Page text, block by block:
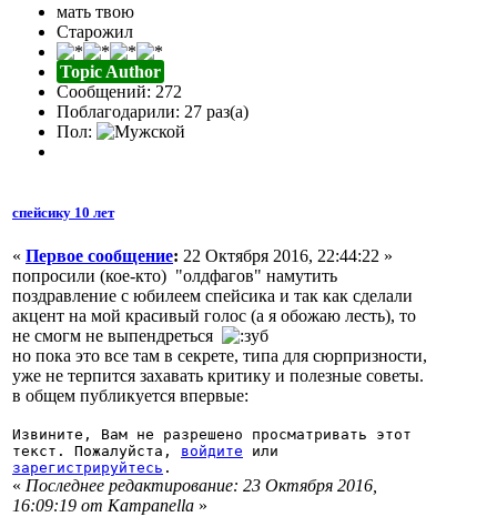
мать твою
Старожил
Topic Author
Сообщений: 272
Поблагодарили: 27 раз(а)
Пол:
спейсику 10 лет
« Первое сообщение: 22 Октября 2016, 22:44:22 »
попросили (кое-кто) "олдфагов" намутить
поздравление с юбилеем спейсика и так как сделали
акцент на мой красивый голос (а я обожаю лесть), то
не смогм не выпендреться
но пока это все там в секрете, типа для сюрпризности,
уже не терпится захавать критику и полезные советы.
в общем публикуется впервые:
Извините, Вам не разрешено просматривать этот
текст. Пожалуйста, войдите или
зарегистрируйтесь .
« Последнее редактирование: 23 Октября 2016,
16:09:19 от Кampanella »